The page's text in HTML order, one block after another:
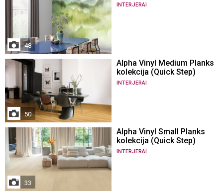
48
INTERJERAI
50
Alpha Vinyl Medium Planks
kolekcija (Quick Step)
INTERJERAI
33
Alpha Vinyl Small Planks
kolekcija (Quick Step)
INTERJERAI